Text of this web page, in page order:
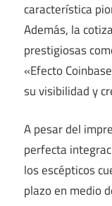
característica
Además, la
prestigiosas
«Efecto
su visibilidad y
A pesar del
perfecta
los escépticos
plazo en medio